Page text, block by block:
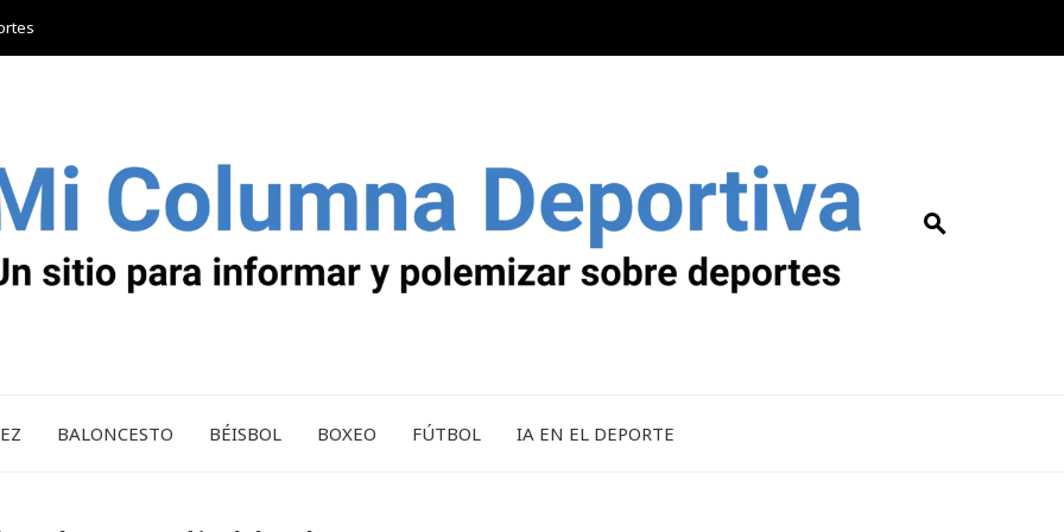
BALONCESTO BÉISBOL BOXEO FÚTBOL IA EN EL DEPORTE